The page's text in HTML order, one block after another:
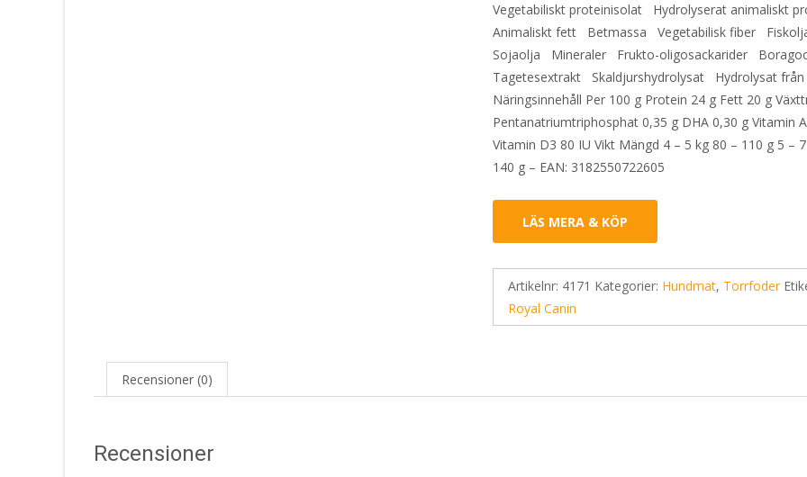
Vegetabiliskt proteinisolat Hydrolyserat animaliskt
Animaliskt fett Betmassa Vegetabilisk fiber
Sojaolja Mineraler Frukto-oligosackarider
Tagetesextrakt Skaldjurshydrolysat Hydrolysat från
Näringsinnehåll Per 100 g Protein 24 g Fett 20 g
Pentanatriumtriphosphat 0,35 g DHA 0,30 g Vitamin
Vitamin D3 80 IU Vikt Mängd 4 – 5 kg 80 – 110 g 5 –
140 g – EAN: 3182550722605
LÄS MERA & KÖP
Artikelnr: 4171 Kategorier: Hundmat, Torrfoder
Royal Canin
Recensioner (0)
Recensioner